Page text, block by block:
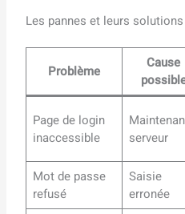
Les pannes et leurs
Problème
Cause
Page de login
inaccessible
serveur
Mot de passe
refusé
Saisie
erronée